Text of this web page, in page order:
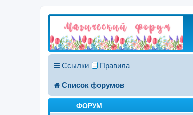
Ссылки Правила
Список форумов
ФОРУМ